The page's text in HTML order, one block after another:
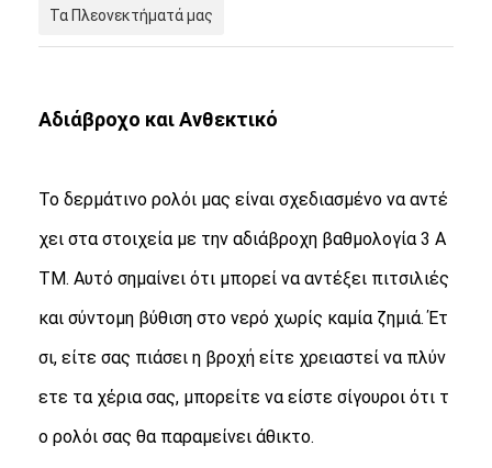
Δερμάτινο ρολόι από χαλαζία
Ρολόι με λουρί από πυριτόνιο
Φωτεινό ρολόι από χαλαζία
Ψηφιακό Sport Watch
Στυλάτο ρολόι για ζευγάρια
Τα Πλεονεκτήματά μας
Αδιάβροχο και Ανθεκτικό
Το δερμάτινο ρολόι μας είναι σχεδιασμένο να αντέ
χει στα στοιχεία με την αδιάβροχη βαθμολογία 3 A
TM. Αυτό σημαίνει ότι μπορεί να αντέξει πιτσιλιές
και σύντομη βύθιση στο νερό χωρίς καμία ζημιά. Έτ
σι, είτε σας πιάσει η βροχή είτε χρειαστεί να πλύν
ετε τα χέρια σας, μπορείτε να είστε σίγουροι ότι τ
ο ρολόι σας θα παραμείνει άθικτο.